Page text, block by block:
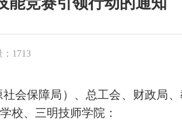
1713
会保障局）、总工会、财政局、
校、三明技师学院：